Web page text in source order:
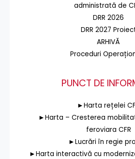
administrată de
DRR 2026
DRR 2027
ARHIVĂ
Proceduri
PUNCT DE
►Harta rețelei
►Harta – Cresterea
feroviara CFR
►Lucrări în regie
►Harta interactivă cu